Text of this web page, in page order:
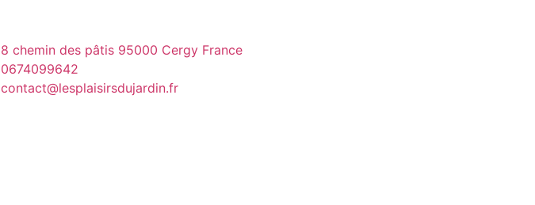
8 chemin des pâtis 95000 Cergy France
0674099642
contact@lesplaisirsdujardin.fr